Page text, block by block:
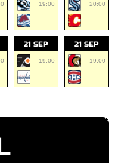
19:00 20:00
21 SEP
19:00
21 SEP
19:00